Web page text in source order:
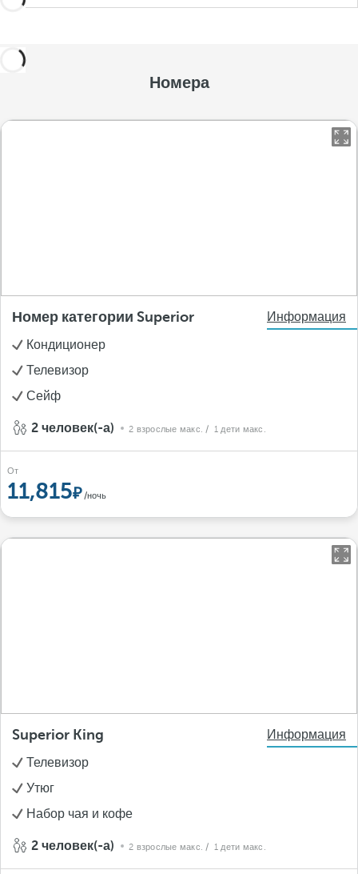
Номера
Номер категории Superior
Информация
Кондиционер
Телевизор
Сейф
2 человек(-а) 2 взрослые макс. / 1 дети макс.
От
11,815 /ночь
Superior King
Информация
Телевизор
Утюг
Набор чая и кофе
2 человек(-а) 2 взрослые макс. / 1 дети макс.